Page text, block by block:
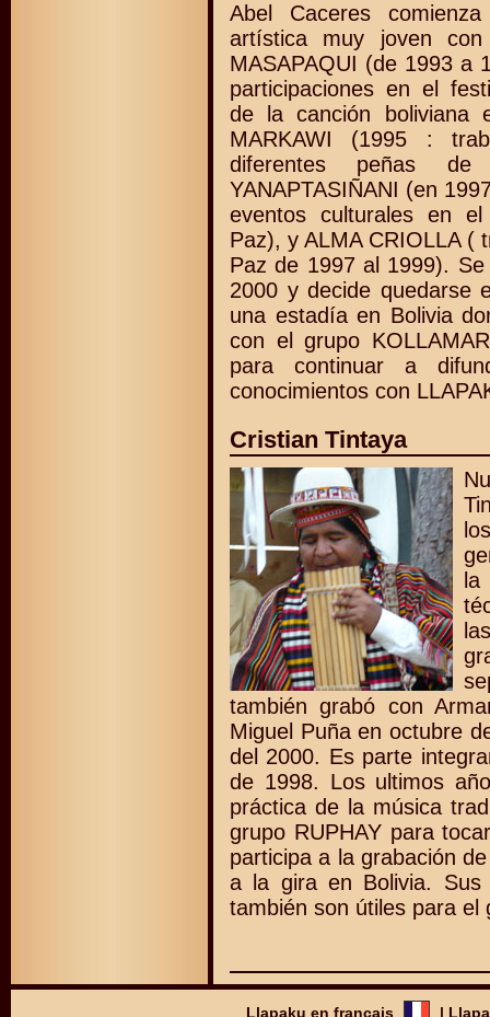
Abel Caceres
artística muy joven
MASAPAQUI (de 1993 a
participaciones en el
de la canción boliviana
MARKAWI (1995 :
diferentes peñas
YANAPTASIÑANI (en
eventos culturales en
Paz), y ALMA CRIOLLA (
Paz de 1997 al 1999).
2000 y decide quedarse
una estadía en Bolivia
con el grupo
para continuar a
conocimientos con
Cristian Tintaya
también grabó con
Miguel Puña en octubre
del 2000. Es parte
de 1998. Los ultimos
práctica de la música
grupo RUPHAY para
participa a la grabación
a la gira en Bolivia. Sus
también son útiles para el
Llapaku en français |